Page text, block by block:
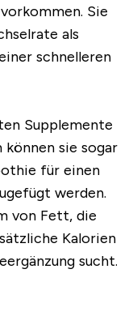
Sie
als
schnelleren
Supplemente
sie sogar
für einen
werden.
von Fett, die
Kalorien
sucht.